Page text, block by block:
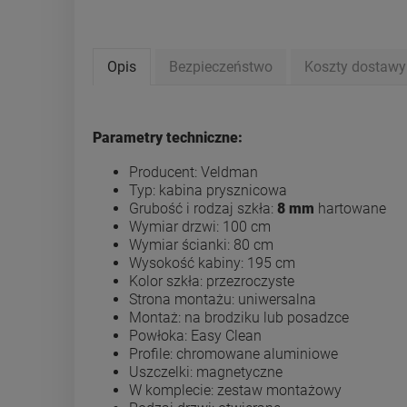
Opis Bezpieczeństwo Koszty dostawy
Parametry techniczne:
Producent: Veldman
Typ: kabina prysznicowa
Grubość i rodzaj szkła: 8 mm hartowane
Wymiar drzwi: 100 cm
Wymiar ścianki: 80 cm
Wysokość kabiny: 195 cm
Kolor szkła: przezroczyste
Strona montażu: uniwersalna
Montaż: na brodziku lub posadzce
Powłoka: Easy Clean
Profile: chromowane aluminiowe
Uszczelki: magnetyczne
W komplecie: zestaw montażowy